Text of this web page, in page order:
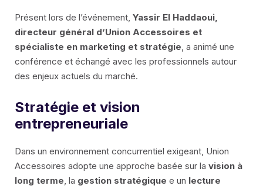
IT
FR
Présent lors de l’événement, Yassir El Haddaoui,
directeur général d’Union Accessoires et
spécialiste en marketing et stratégie, a animé une
conférence et échangé avec les professionnels autour
des enjeux actuels du marché.
Stratégie et vision
entrepreneuriale
Dans un environnement concurrentiel exigeant, Union
Accessoires adopte une approche basée sur la vision à
long terme, la gestion stratégique e un lecture